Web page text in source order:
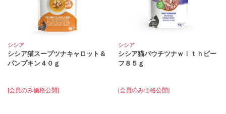
シシア
シシア猫スープツナキャロット＆
パンプキン４０ｇ
[会員のみ価格公開]
シシア
シシア猫パウチツナｗｉｔｈビー
フ８５ｇ
[会員のみ価格公開]